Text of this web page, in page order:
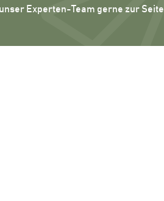
Experten-Team gerne zur Seite